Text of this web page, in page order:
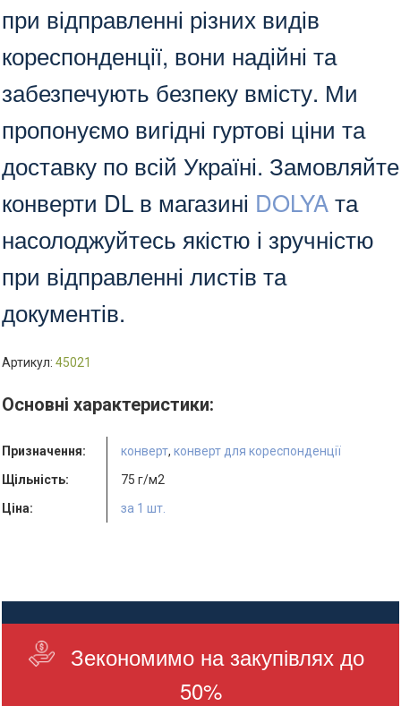
при відправленні різних видів
кореспонденції, вони надійні та
забезпечують безпеку вмісту. Ми
пропонуємо вигідні гуртові ціни та
доставку по всій Україні. Замовляйте
конверти DL в магазині DOLYAта
насолоджуйтесь якістю і зручністю
при відправленні листів та
документів.
Артикул: 45021
Основні характеристики:
Призначення: конверт, конверт для кореспонденції
Щільність:
75 г/м2
Ціна:
за 1 шт.
Зекономимо на закупівлях до
50%